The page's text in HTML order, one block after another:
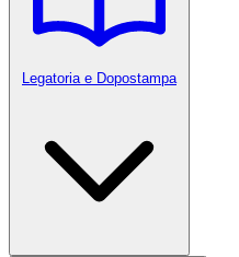
Legatoria e Dopostampa